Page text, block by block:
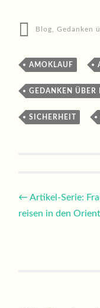
Blog ,Gedanken
AMOKLAUF ,
GEDANKEN ÜBER
SICHERHEIT ,
← Artikel-Serie:
reisen in den Orient